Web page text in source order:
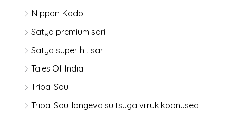
Nippon Kodo
Satya premium sari
Satya super hit sari
Tales Of India
Tribal Soul
Tribal Soul langeva suitsuga viirukikoonused